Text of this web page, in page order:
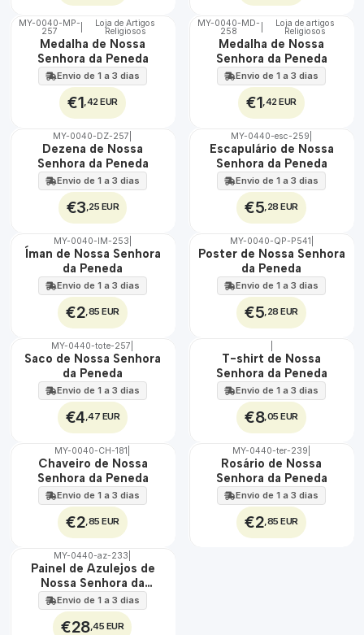
🇵🇹
100%
MY-0040-MP-
257
Loja de Artigos
Religiosos
Medalha de Nossa
Senhora da Peneda
Envio de 1 a 3 dias
€1,42 EUR
🇵🇹
100%
MY-0040-MD-
258
Loja de artigos
Religiosos
Medalha de Nossa
Senhora da Peneda
Envio de 1 a 3 dias
€1,42 EUR
🇵🇹
100%
MY-0040-DZ-257
Dezena de Nossa
Senhora da Peneda
Envio de 1 a 3 dias
€3,25 EUR
🇵🇹
100%
MY-0440-esc-259
Escapulário de Nossa
Senhora da Peneda
Envio de 1 a 3 dias
€5,28 EUR
🇵🇹
MY-0040-IM-253
Íman de Nossa Senhora
da Peneda
Envio de 1 a 3 dias
€2,85 EUR
🇵🇹
MY-0040-QP-P541
Poster de Nossa Senhora
da Peneda
Envio de 1 a 3 dias
€5,28 EUR
🇵🇹
MY-0440-tote-257
Saco de Nossa Senhora
da Peneda
Envio de 1 a 3 dias
€4,47 EUR
🇵🇹
100%
T-shirt de Nossa
Senhora da Peneda
Envio de 1 a 3 dias
€8,05 EUR
🇵🇹
100%
MY-0040-CH-181
Chaveiro de Nossa
Senhora da Peneda
Envio de 1 a 3 dias
€2,85 EUR
🇵🇹
100%
MY-0440-ter-239
Rosário de Nossa
Senhora da Peneda
Envio de 1 a 3 dias
€2,85 EUR
🇵🇹
100%
EXT.
MY-0440-az-233
Painel de Azulejos de
Nossa Senhora da
Peneda 30 cm x 45 cm
Envio de 1 a 3 dias
€28,45 EUR